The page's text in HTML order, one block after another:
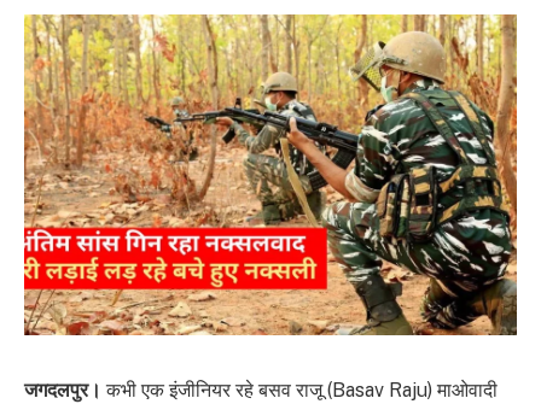
जगदलपुर। कभी एक इंजीनियर रहे बसव राजू (Basav Raju) माओवादी